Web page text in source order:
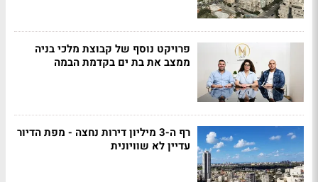
פרויקט נוסף של קבוצת מלכי בניה
ממצב את בת ים בקדמת הבמה
רף ה-3 מיליון דירות נחצה - מפת הדיור
עדיין לא שוויונית